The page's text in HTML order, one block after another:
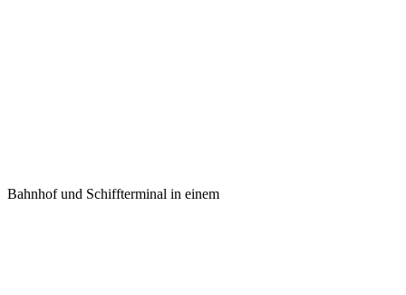
Bahnhof und Schiffterminal in einem